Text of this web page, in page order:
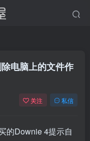
电脑上的文件作
关注 私信
的Downie 4提示自